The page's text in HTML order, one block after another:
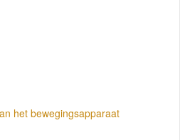
het bewegingsapparaat